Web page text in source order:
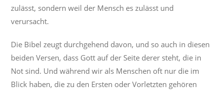
zulässt, sondern weil der Mensch es zulässt und
verursacht.
Die Bibel zeugt durchgehend davon, und so auch in diesen
beiden Versen, dass Gott auf der Seite derer steht, die in
Not sind. Und während wir als Menschen oft nur die im
Blick haben, die zu den Ersten oder Vorletzten gehören